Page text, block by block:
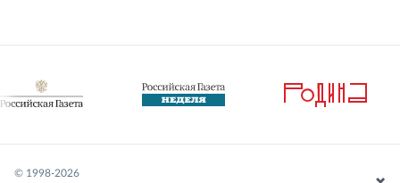
© 1998-2026